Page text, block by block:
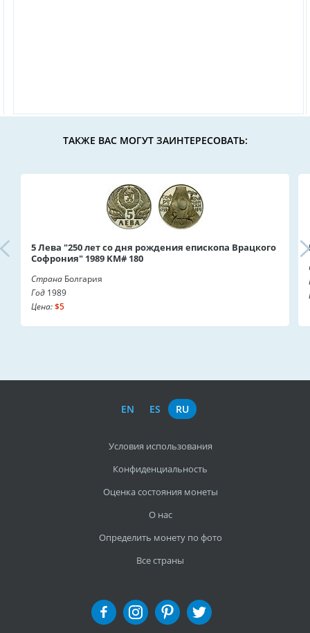
ТАКЖЕ ВАС МОГУТ ЗАИНТЕРЕСОВАТЬ:
5 Лева "250 лет со дня рождения епископа Врацкого
Софрония" 1989 KM# 180
Страна Болгария
Год 1989
Цена:$5
EN ES RU
Условия использования
Конфиденциальность
Оценка состояния монеты
О нас
Определить монету по фото
Все страны